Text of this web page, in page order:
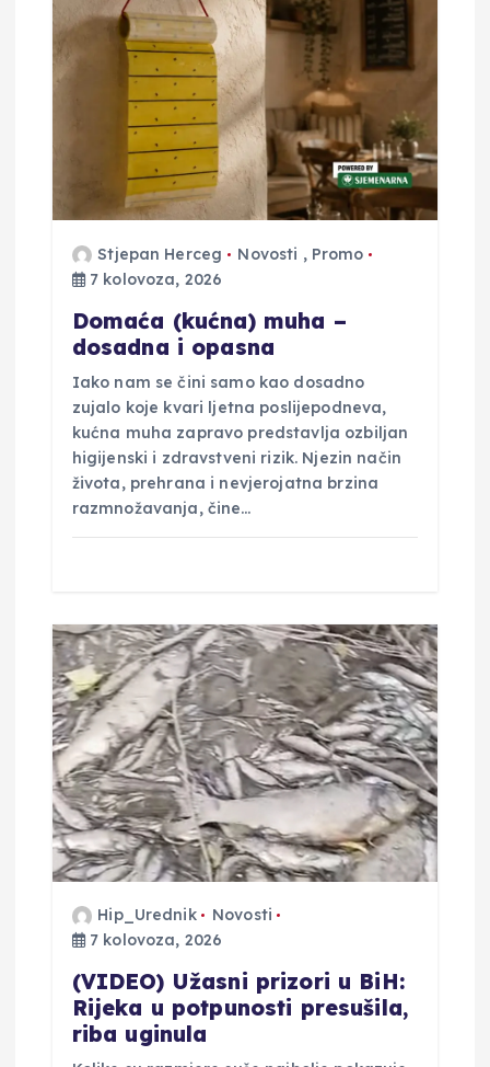
a
b
Stjepan Herceg Novosti , Promo
7 kolovoza, 2026
Domaća (kućna) muha –
dosadna i opasna
Iako nam se čini samo kao dosadno
zujalo koje kvari ljetna poslijepodneva,
kućna muha zapravo predstavlja ozbiljan
higijenski i zdravstveni rizik. Njezin način
života, prehrana i nevjerojatna brzina
razmnožavanja, čine…
Hip_Urednik
Novosti
7 kolovoza, 2026
(VIDEO) Užasni prizori u BiH:
Rijeka u potpunosti presušila,
riba uginula